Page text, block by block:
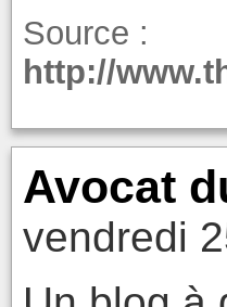
Source :
http://
Avocat
vendredi